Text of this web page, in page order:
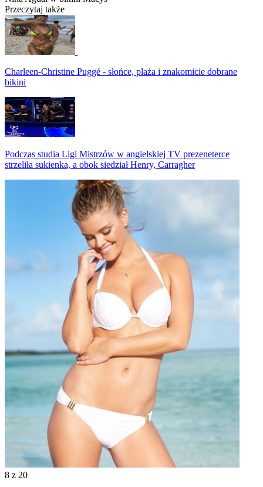
Przeczytaj także
Charleen-Christine Puggé - słońce, plaża i znakomicie dobrane
bikini
Podczas studia Ligi Mistrzów w angielskiej TV prezeneterce
strzeliła sukienka, a obok siedział Henry, Carragher
8 z 20